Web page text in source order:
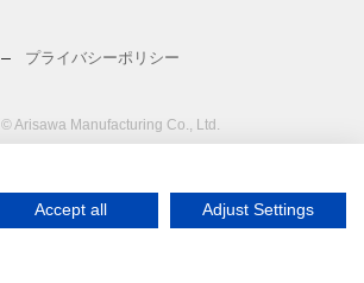
プライバシーポリシー
© Arisawa Manufacturing Co., Ltd.
Accept all Adjust Settings